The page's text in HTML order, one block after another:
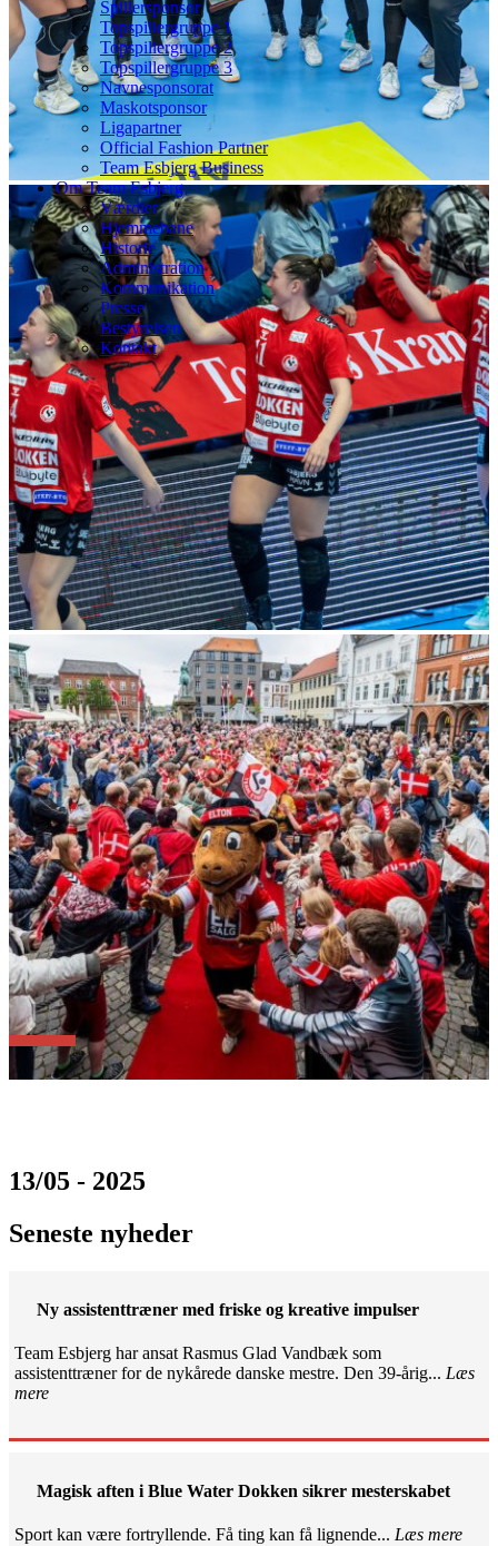
Spillersponsor
Topspillergruppe 1
Topspillergruppe 2
Topspillergruppe 3
Navnesponsorat
Maskotsponsor
Ligapartner
Official Fashion Partner
Team Esbjerg Business
Om Team Esbjerg
Værdier
Hjemmebane
Historie
Administration
Kommunikation
Presse
Bestyrelsen
Kontakt
13/05 - 2025
Seneste nyheder
Ny assistenttræner med friske og kreative impulser
Team Esbjerg har ansat Rasmus Glad Vandbæk som
assistenttræner for de nykårede danske mestre. Den 39-årig... Læs
mere
Magisk aften i Blue Water Dokken sikrer mesterskabet
Sport kan være fortryllende. Få ting kan få lignende... Læs mere